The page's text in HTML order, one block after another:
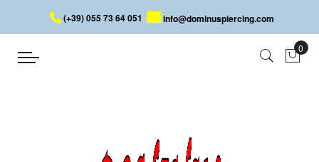
(+39) 055 73 64 051 info@dominuspiercing.com
PIERCING HELIX AVEC PLUME